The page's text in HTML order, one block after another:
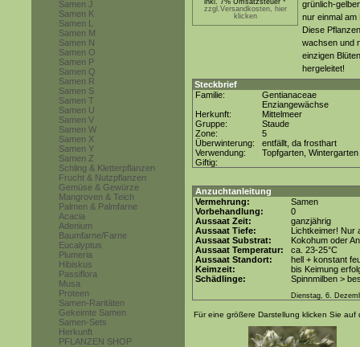
Samen J
Samen K
Samen L
Samen M
Samen N
Samen O
Samen P
Samen Q
Samen R
Samen S
Samen T
Samen U
Samen V
Samen W
Samen X
Samen Y
Samen Z
Schling & Kletterpflanzen
Frucht & Nutzpflanzen
Gemüse & Gewürze
Mangroven & Teich
Palmen & Palmfarne
Acacia
Adenium
Baumfarne/Farne
Eucalyptus
Plumeria
Hibiskus
Passiflora
Musa
Proteen
Samen-Raritäten
Gekeimte Samen
Samen-Sets
Herkunft
PFLANZEN SHOP
inkl. 7% Umsatzsteuer *
zzgl.Versandkosten, hier
klicken
grünlich-
nur einmal am
Diese
wachsen und
einzigen
hergeleitet!
Steckbrief
Familie:
Gentianaceae
Enziangewächse
Herkunft:
Mittelmeer
Gruppe:
Staude
Zone:
5
Überwinterung:
entfällt, da frosthart
Verwendung:
Topfgarten, Wintergarten
Giftig:
Anzuchtanleitung
Vermehrung:
Samen
Vorbehandlung:
0
Aussaat Zeit:
ganzjährig
Aussaat Tiefe:
Lichtkeimer! Nur
Aussaat Substrat:
Kokohum oder
Aussaat Temperatur:
ca. 23-25°C
Aussaat Standort:
hell + konstant
Keimzeit:
bis Keimung
Schädlinge:
Spinnmilben >
Dienstag, 6.
Für eine größere Darstellung klicken Sie auf